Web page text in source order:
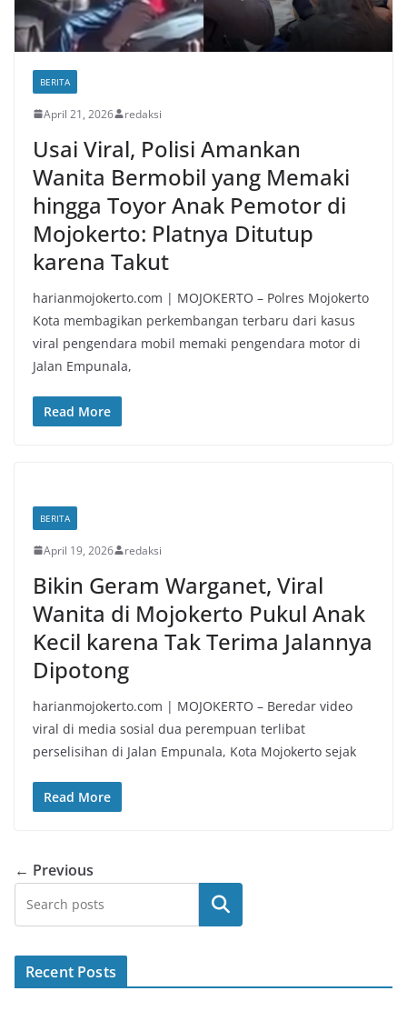
BERITA
April 21, 2026 redaksi
Usai Viral, Polisi Amankan
Wanita Bermobil yang Memaki
hingga Toyor Anak Pemotor di
Mojokerto: Platnya Ditutup
karena Takut
harianmojokerto.com | MOJOKERTO – Polres Mojokerto
Kota membagikan perkembangan terbaru dari kasus
viral pengendara mobil memaki pengendara motor di
Jalan Empunala,
Read More
BERITA
April 19, 2026 redaksi
Bikin Geram Warganet, Viral
Wanita di Mojokerto Pukul Anak
Kecil karena Tak Terima Jalannya
Dipotong
harianmojokerto.com | MOJOKERTO – Beredar video
viral di media sosial dua perempuan terlibat
perselisihan di Jalan Empunala, Kota Mojokerto sejak
Read More
← Previous
Search
Recent Posts